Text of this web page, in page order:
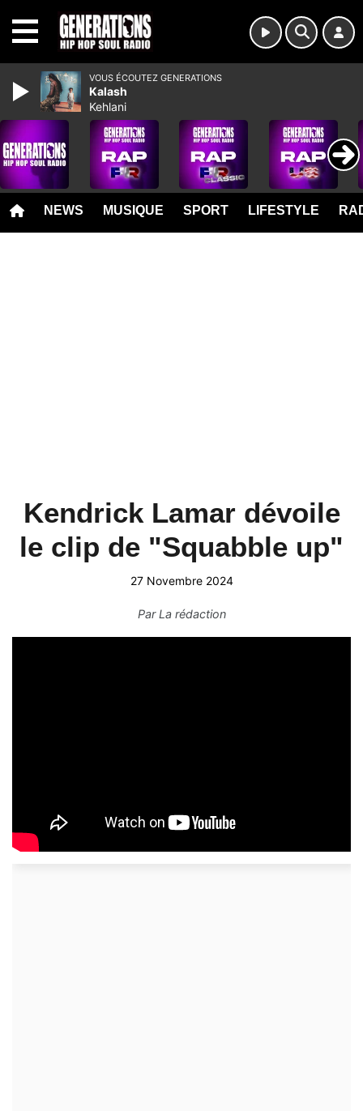
NEWS MUSIQUE SPORT LIFESTYLE
Kendrick Lamar dévoile
le clip de "Squabble up"
27 Novembre 2024
ParLa rédaction
VOUS ÉCOUTEZ GENERATIONS
Kalash
Kehlani